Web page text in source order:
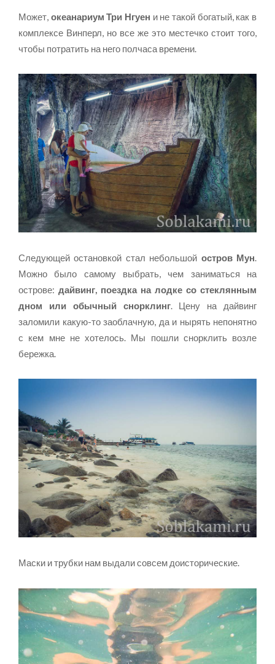
Может, океанариум Три Нгуен и не такой богатый, как в
комплексе Винперл, но все же это местечко стоит того,
чтобы потратить на него полчаса времени.
Следующей остановкой стал небольшой остров Мун.
Можно было самому выбрать, чем заниматься на
острове: дайвинг, поездка на лодке со стеклянным
дном или обычный снорклинг. Цену на дайвинг
заломили какую-то заоблачную, да и нырять непонятно
с кем мне не хотелось. Мы пошли снорклить возле
бережка.
Маски и трубки нам выдали совсем доисторические.